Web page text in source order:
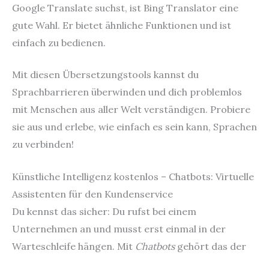
Google Translate suchst, ist Bing Translator eine
gute Wahl. Er bietet ähnliche Funktionen und ist
einfach zu bedienen.
Mit diesen Übersetzungstools kannst du
Sprachbarrieren überwinden und dich problemlos
mit Menschen aus aller Welt verständigen. Probiere
sie aus und erlebe, wie einfach es sein kann, Sprachen
zu verbinden!
Künstliche Intelligenz kostenlos – Chatbots: Virtuelle
Assistenten für den Kundenservice
Du kennst das sicher: Du rufst bei einem
Unternehmen an und musst erst einmal in der
Warteschleife hängen. Mit Chatbotsgehört das der